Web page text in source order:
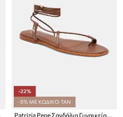
-22%
-5% ΜΕ ΚΩΔΙΚΟ: TAN